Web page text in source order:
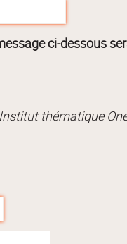
ci-dessous
thématique